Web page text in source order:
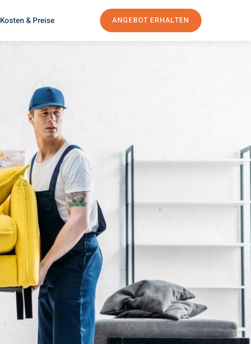
Kosten & Preise ANGEBOT ERHALTEN